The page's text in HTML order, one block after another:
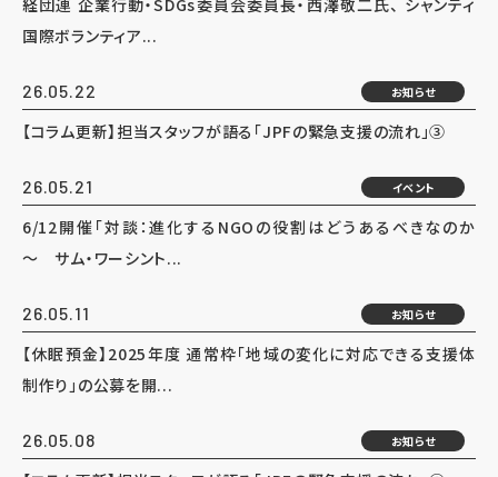
経団連 企業行動・SDGs委員会委員長・西澤敬二氏、 シャンティ
国際ボランティア...
26.05.22 お知らせ
【コラム更新】担当スタッフが語る「JPFの緊急支援の流れ」③
26.05.21 イベント
6/12開催「対談：進化するNGOの役割はどうあるべきなのか
～ サム・ワーシント...
26.05.11 お知らせ
【休眠預金】2025年度 通常枠「地域の変化に対応できる支援体
制作り」の公募を開...
26.05.08 お知らせ